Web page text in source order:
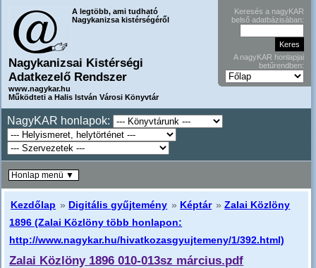
A legtöbb, ami tudható
Nagykanizsa kistérségéről
Nagykanizsai Kistérségi
Adatkezelő Rendszer
www.nagykar.hu
Működteti a Halis István Városi Könyvtár
Keresés a nagyKAR
belső adatbázisában:
A nagyKAR honlapjai
betűrendben:
NagyKAR honlapok:
Kezdőlap » Digitális gyűjtemény » Képtár »Zalai Közlöny
1896 (Zalai Közlöny több honlapon:
http://www.nagykar.hu/hivatkozasgyujtemeny/1/392.html)
Zalai Közlöny 1896 010-013sz március.pdf
Honlap menü ▼